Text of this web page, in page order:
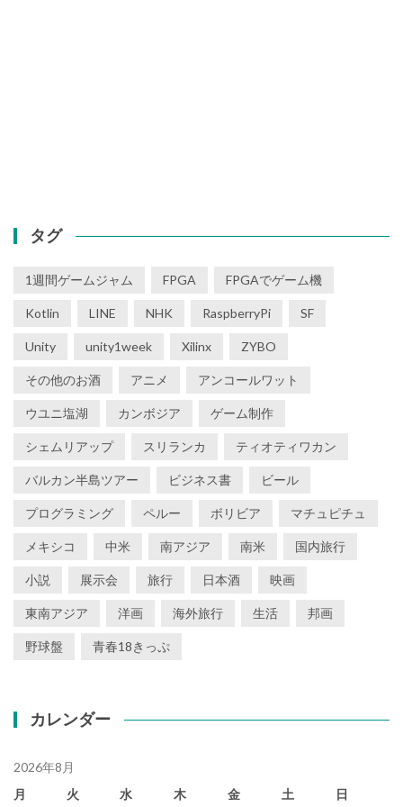
タグ
1週間ゲームジャム FPGA FPGAでゲーム機
Kotlin LINE NHK RaspberryPi SF
Unity unity1week Xilinx ZYBO
その他のお酒 アニメ アンコールワット
ウユニ塩湖 カンボジア ゲーム制作
シェムリアップ スリランカ ティオティワカン
バルカン半島ツアー ビジネス書 ビール
プログラミング ペルー ボリビア マチュピチュ
メキシコ 中米 南アジア 南米 国内旅行
小説 展示会 旅行 日本酒 映画
東南アジア 洋画 海外旅行 生活 邦画
野球盤 青春18きっぷ
カレンダー
2026年8月
月
火 水 木 金 土
日